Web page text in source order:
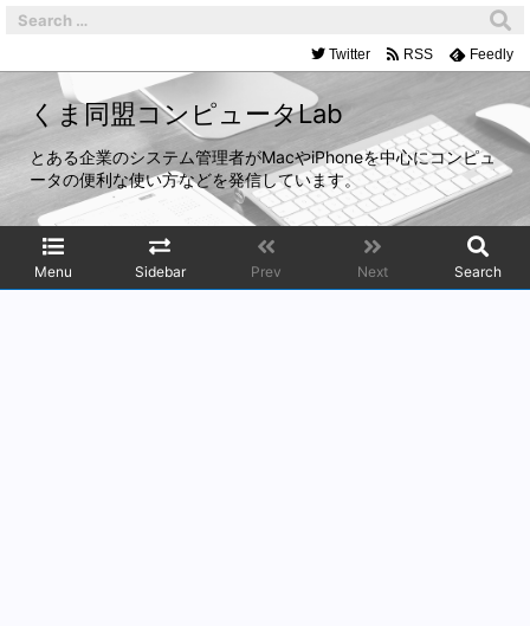
くま同盟コンピュータLab
とある企業のシステム管理者がMacやiPhoneを中心にコンピュ
ータの便利な使い方などを発信しています。
Menu Sidebar Prev Next Search
Twitter RSS Feedly